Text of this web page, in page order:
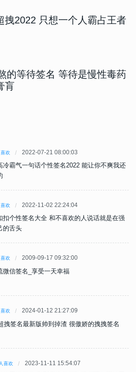
拽2022 只想一个人霸占王者
的等待签名 等待是慢性毒药
肓
欢 2022-07-21 08:00:03
冷霸气一句话个性签名2022 能让你不爽我还
欢 2022-11-02 22:24:04
扣个性签名大全 和不喜欢的人说话就是在强
的舌头
欢 2009-09-17 09:32:00
微信签名_享受一天幸福
欢 2024-01-12 21:27:09
拽签名最新版帅到掉渣 很傲娇的拽拽签名
喜欢 2023-11-11 15:54:07